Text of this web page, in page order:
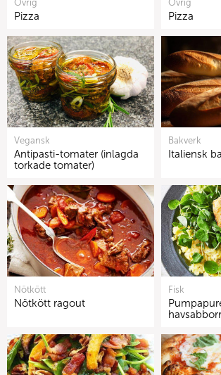
Övrig
Pizza
Övrig
Pizza
Vegansk
Antipasti-tomater (inlagda
torkade tomater)
Bakverk
Italiensk
Nötkött
Nötkött ragout
Fisk